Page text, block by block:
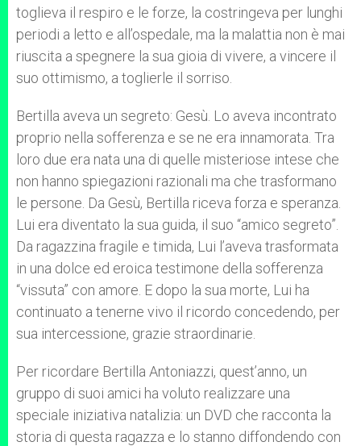
toglieva il respiro e le forze, la costringeva per lunghi
periodi a letto e all’ospedale, ma la malattia non è mai
riuscita a spegnere la sua gioia di vivere, a vincere il
suo ottimismo, a toglierle il sorriso.
Bertilla aveva un segreto: Gesù. Lo aveva incontrato
proprio nella sofferenza e se ne era innamorata. Tra
loro due era nata una di quelle misteriose intese che
non hanno spiegazioni razionali ma che trasformano
le persone. Da Gesù, Bertilla riceva forza e speranza.
Lui era diventato la sua guida, il suo “amico segreto”.
Da ragazzina fragile e timida, Lui l’aveva trasformata
in una dolce ed eroica testimone della sofferenza
“vissuta” con amore. E dopo la sua morte, Lui ha
continuato a tenerne vivo il ricordo concedendo, per
sua intercessione, grazie straordinarie.
Per ricordare Bertilla Antoniazzi, quest’anno, un
gruppo di suoi amici ha voluto realizzare una
speciale iniziativa natalizia: un DVD che racconta la
storia di questa ragazza e lo stanno diffondendo con